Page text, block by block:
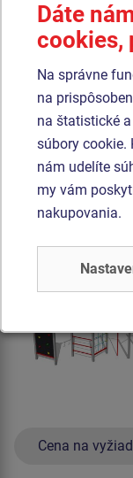
farebnou
odolnosťou proti
aj šetrný povrch
materiál je
Produkt - SSE-8701K-20
Cena na
Dáte
cookies,
Na správne
na
na štatistické
súbory cookie.
nám udelíte
my vám
nakupovania.